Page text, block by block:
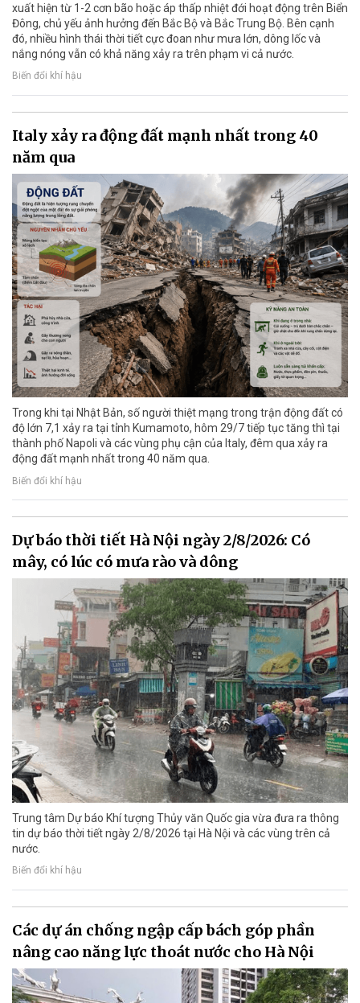
xuất hiện từ 1-2 cơn bão hoặc áp thấp nhiệt đới hoạt động trên Biển
Đông, chủ yếu ảnh hưởng đến Bắc Bộ và Bắc Trung Bộ. Bên cạnh
đó, nhiều hình thái thời tiết cực đoan như mưa lớn, dông lốc và
nắng nóng vẫn có khả năng xảy ra trên phạm vi cả nước.
Biến đổi khí hậu
Italy xảy ra động đất mạnh nhất trong 40
năm qua
Trong khi tại Nhật Bản, số người thiệt mạng trong trận động đất có
độ lớn 7,1 xảy ra tại tỉnh Kumamoto, hôm 29/7 tiếp tục tăng thì tại
thành phố Napoli và các vùng phụ cận của Italy, đêm qua xảy ra
động đất mạnh nhất trong 40 năm qua.
Biến đổi khí hậu
Dự báo thời tiết Hà Nội ngày 2/8/2026: Có
mây, có lúc có mưa rào và dông
Trung tâm Dự báo Khí tượng Thủy văn Quốc gia vừa đưa ra thông
tin dự báo thời tiết ngày 2/8/2026 tại Hà Nội và các vùng trên cả
nước.
Biến đổi khí hậu
Các dự án chống ngập cấp bách góp phần
nâng cao năng lực thoát nước cho Hà Nội